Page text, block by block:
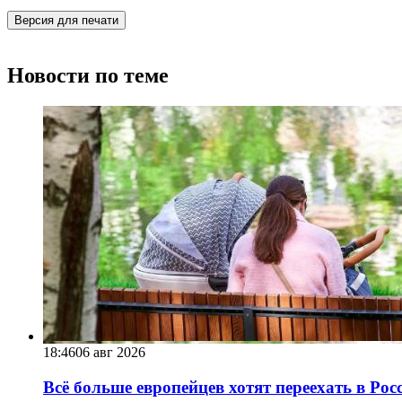
Версия для печати
Новости по теме
18:4606 авг 2026
Всё больше европейцев хотят переехать в